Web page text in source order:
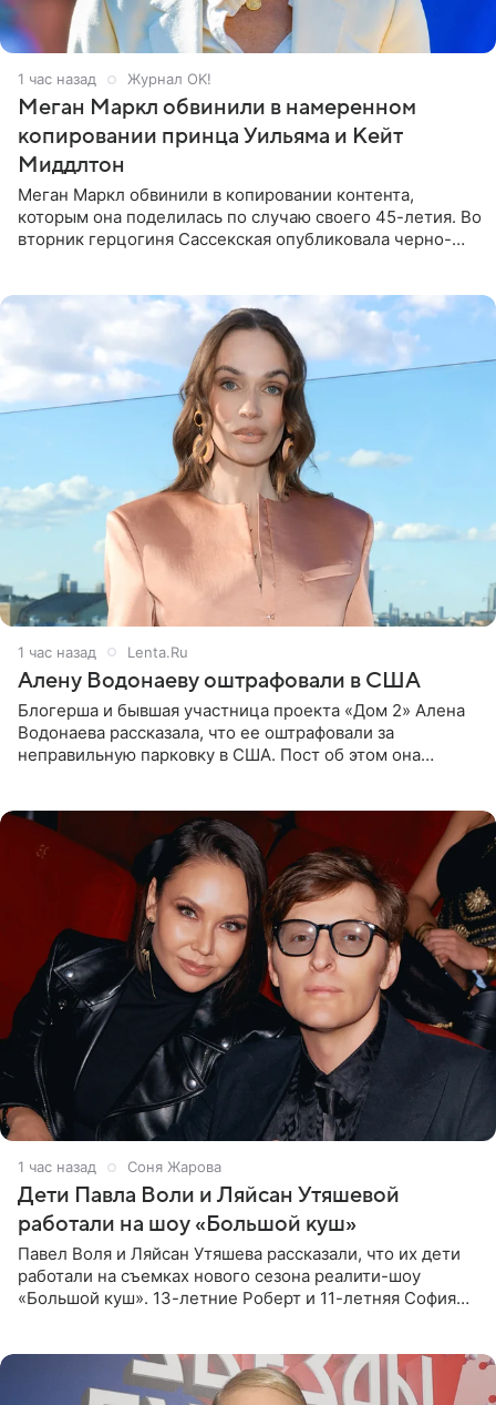
1 час назад Журнал OK!
Меган Маркл обвинили в намеренном
копировании принца Уильяма и Кейт
Миддлтон
Меган Маркл обвинили в копировании контента,
которым она поделилась по случаю своего 45-летия. Во
вторник герцогиня Сассекская опубликовала черно-
1 час назад Lenta.Ru
Алену Водонаеву оштрафовали в США
Блогерша и бывшая участница проекта «Дом 2» Алена
Водонаева рассказала, что ее оштрафовали за
неправильную парковку в США. Пост об этом она
1 час назад Соня Жарова
Дети Павла Воли и Ляйсан Утяшевой
работали на шоу «Большой куш»
Павел Воля и Ляйсан Утяшева рассказали, что их дети
работали на съемках нового сезона реалити-шоу
«Большой куш». 13-летние Роберт и 11-летняя София